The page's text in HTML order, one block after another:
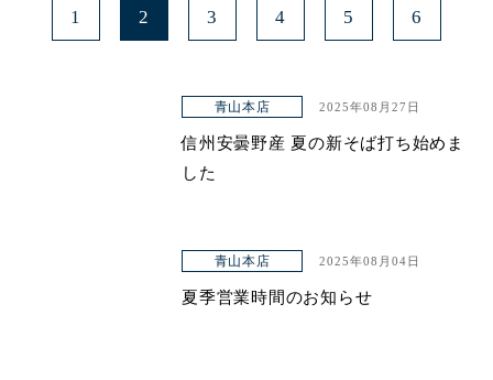
1 2 3 4 5 6
青山本店 2025年08月27日
信州安曇野産 夏の新そば打ち始めま
した
青山本店 2025年08月04日
夏季営業時間のお知らせ